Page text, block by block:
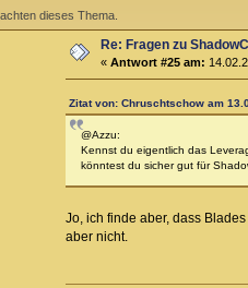
dieses Thema.
Re: Fragen zu
«Antwort #25 am:
Zitat von: Chruschtschow am
@Azzu:
Kennst du eigentlich das
könntest du sicher gut für
Jo, ich finde aber, dass
aber nicht.